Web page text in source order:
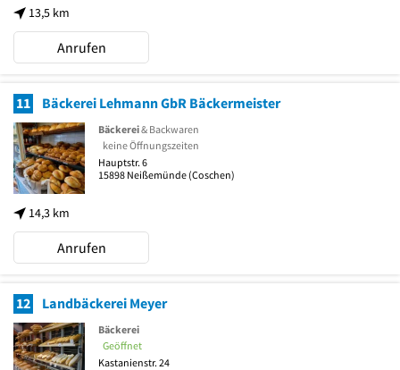
13,5 km
Anrufen
11 Bäckerei Lehmann GbR Bäckermeister
14,3 km
Bäckerei& Backwaren
keine Öffnungszeiten
Hauptstr. 6
15898 Neißemünde (Coschen)
Anrufen
12 Landbäckerei Meyer
Bäckerei
Geöffnet
Kastanienstr. 24